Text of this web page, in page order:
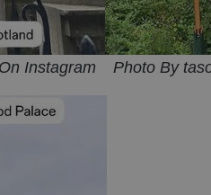
Instagram Photo By